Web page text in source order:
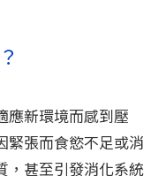
應新環境而感到壓
緊張而食慾不足或消
，甚至引發消化系統